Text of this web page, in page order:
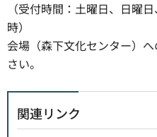
（受付時間：土曜日、日曜
時）
会場（森下文化センター）
さい。
関連リンク